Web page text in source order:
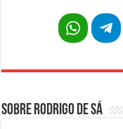
Sobre Rodrigo de Sá